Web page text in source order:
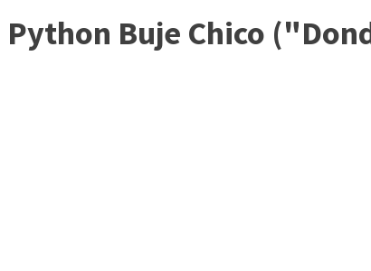
Python Buje Chico